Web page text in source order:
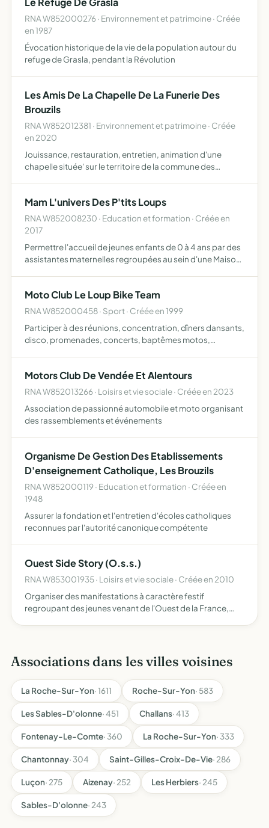
RNA W852000276 · Environnement et patrimoine · Créée
en 1987
Évocation historique de la vie de la population autour du
refuge de Grasla, pendant la Révolution
Les Amis De La Chapelle De La Funerie Des
Brouzils
RNA W852012381 · Environnement et patrimoine · Créée
en 2020
Jouissance, restauration, entretien, animation d'une
chapelle située' sur le territoire de la commune des
Mam L'univers Des P'tits Loups
RNA W852008230 · Education et formation · Créée en
2017
Permettre l'accueil de jeunes enfants de 0 à 4 ans par des
assistantes maternelles regroupées au sein d'une Maison
Moto Club Le Loup Bike Team
RNA W852000458 · Sport · Créée en 1999
Participer à des réunions, concentration, dîners dansants,
disco, promenades, concerts, baptêmes motos,
Motors Club De Vendée Et Alentours
RNA W852013266 · Loisirs et vie sociale · Créée en 2023
Association de passionné automobile et moto organisant
des rassemblements et événements
Organisme De Gestion Des Etablissements
D'enseignement Catholique, Les Brouzils
RNA W852000119 · Education et formation · Créée en
1948
Assurer la fondation et l'entretien d'écoles catholiques
reconnues par l'autorité canonique compétente
Ouest Side Story (O.s.s.)
RNA W853001935 · Loisirs et vie sociale · Créée en 2010
Organiser des manifestations à caractère festif
regroupant des jeunes venant de l'Ouest de la France,
Associations dans les villes voisines
La Roche-Sur-Yon· 1611 Roche-Sur-Yon· 583
Les Sables-D'olonne· 451 Challans· 413
Fontenay-Le-Comte· 360 La Roche-Sur-Yon· 333
Chantonnay· 304 Saint-Gilles-Croix-De-Vie· 286
Luçon· 275 Aizenay· 252 Les Herbiers· 245
Sables-D'olonne· 243